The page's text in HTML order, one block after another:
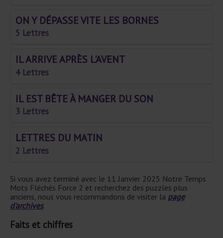
ON Y DÉPASSE VITE LES BORNES
5 Lettres
IL ARRIVE APRÈS L'AVENT
4 Lettres
IL EST BÊTE À MANGER DU SON
3 Lettres
LETTRES DU MATIN
2 Lettres
Si vous avez terminé avec le 11 Janvier 2025 Notre Temps
Mots Fléchés Force 2 et recherchez des puzzles plus
anciens, nous vous recommandons de visiter la page
d'archives.
Faits et chiffres